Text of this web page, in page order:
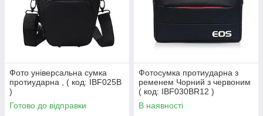
Фото універсальна сумка
протиударна , ( код: IBF025B
)
Готово до відправки
Фотосумка протиударна з
ременем Чорний з червоним
( код: IBF030BR12 )
В наявності